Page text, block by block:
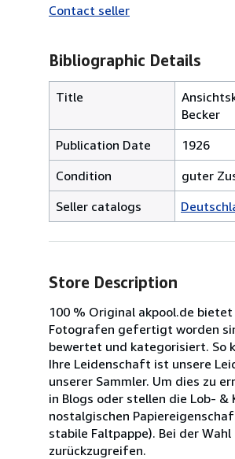
Contact seller
Bibliographic Details
Title
Becker
Publication Date
1926
Condition
guter
Seller catalogs
Store Description
100 % Original akpool.de
Fotografen gefertigt worden
bewertet und kategorisiert. So
Ihre Leidenschaft ist unsere
unserer Sammler. Um dies zu
in Blogs oder stellen die Lob-
nostalgischen
stabile Faltpappe). Bei der
zurückzugreifen.